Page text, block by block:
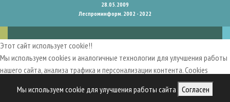
Мы используем cookie для улучшения работы сайта Согласен
28.05.2009
Леспроминформ. 2002 - 2022
Этот сайт использует cookie!!
Мы используем cookies и аналогичные технологии для улучшения работы
нашего сайта, анализа трафика и персонализации контента. Cookies
пользовательский опыт